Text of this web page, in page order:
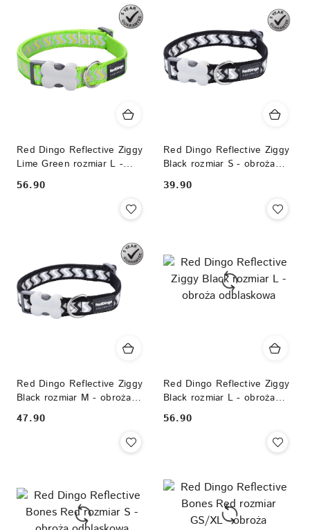
Red Dingo Reflective Ziggy
Lime Green rozmiar L -
obroża odblaskowa
Cena:
56.90
Red Dingo Reflective Ziggy
Black rozmiar S - obroża
odblaskowa
Cena:
39.90
Red Dingo Reflective Ziggy
Black rozmiar M - obroża
odblaskowa
Cena:
47.90
Red Dingo Reflective Ziggy
Black rozmiar L - obroża
odblaskowa
Cena:
56.90